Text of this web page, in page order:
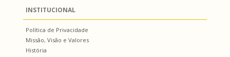
INSTITUCIONAL
Política de Privacidade
Missão, Visão e Valores
História